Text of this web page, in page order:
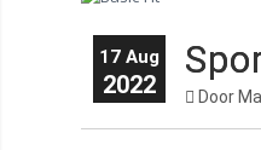
17 Aug
2022 Door